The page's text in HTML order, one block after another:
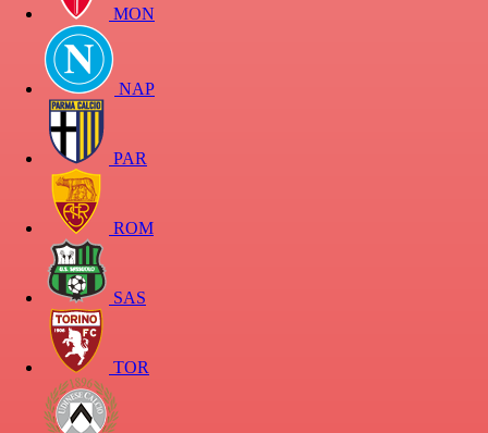
MON
NAP
PAR
ROM
SAS
TOR